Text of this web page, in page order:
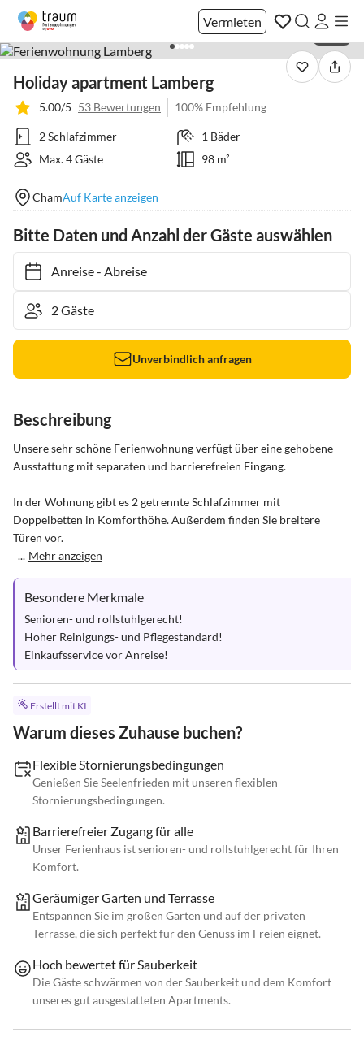
Vermieten
Holiday apartment Lamberg
5.00/5 53 Bewertungen 100% Empfehlung
2 Schlafzimmer
1 Bäder
Max. 4 Gäste
98 m²
ChamAuf Karte anzeigen
Bitte Daten und Anzahl der Gäste auswählen
Anreise- Abreise
Unverbindlich anfragen
Beschreibung
Unsere sehr schöne Ferienwohnung verfügt über eine gehobene
Ausstattung mit separaten und barrierefreien Eingang.
In der Wohnung gibt es 2 getrennte Schlafzimmer mit
Doppelbetten in Komforthöhe. Außerdem finden Sie breitere
Türen vor.
  ...
Mehr anzeigen
Besondere Merkmale
Senioren- und rollstuhlgerecht!
Hoher Reinigungs- und Pflegestandard!
Einkaufsservice vor Anreise!
Erstellt mit KI
Warum dieses Zuhause buchen?
Flexible Stornierungsbedingungen
Genießen Sie Seelenfrieden mit unseren flexiblen
Stornierungsbedingungen.
Barrierefreier Zugang für alle
Unser Ferienhaus ist senioren- und rollstuhlgerecht für Ihren
Komfort.
Geräumiger Garten und Terrasse
Entspannen Sie im großen Garten und auf der privaten
Terrasse, die sich perfekt für den Genuss im Freien eignet.
Hoch bewertet für Sauberkeit
Die Gäste schwärmen von der Sauberkeit und dem Komfort
unseres gut ausgestatteten Apartments.